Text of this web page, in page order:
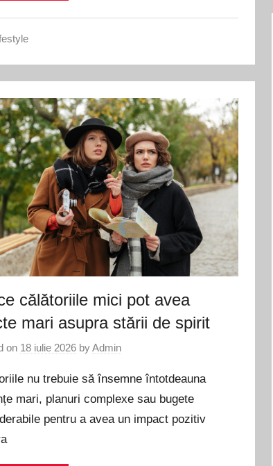
călătoriile mici pot avea
mari asupra stării de spirit
on 18 iulie 2026 byAdmin
nu trebuie să însemne întotdeauna
mari, planuri complexe sau bugete
pentru a avea un impact pozitiv